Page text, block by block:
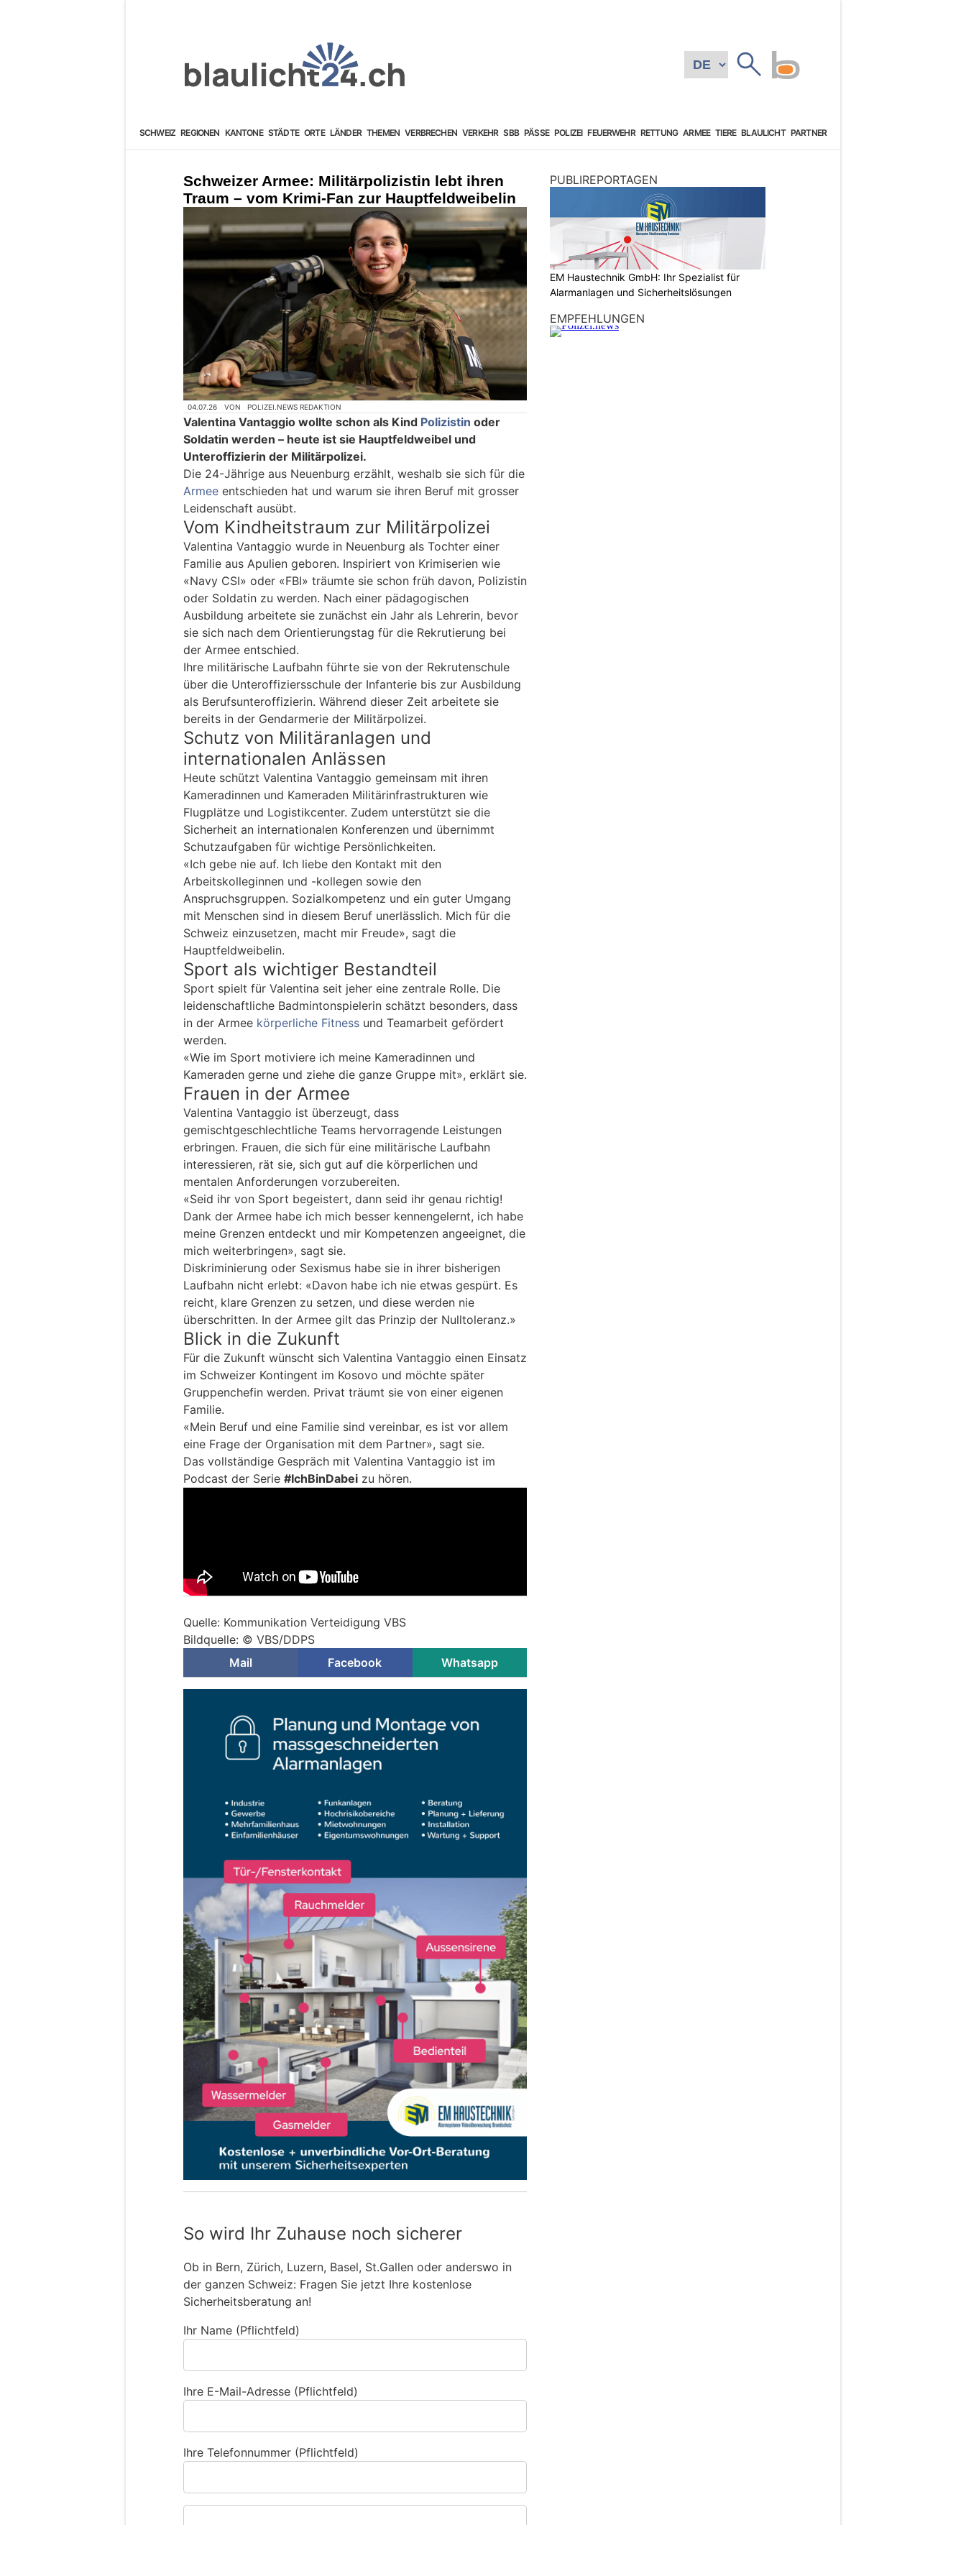
SCHWEIZ REGIONEN KANTONE STÄDTE ORTE LÄNDER THEMEN VERBRECHEN VERKEHR SBB PÄSSE POLIZEI FEUERWEHR RETTUNG ARMEE TIERE BLAULICHT PARTNER
Schweizer Armee: Militärpolizistin lebt ihren
Traum – vom Krimi-Fan zur Hauptfeldweibelin
04.07.26 VON POLIZEI.NEWS REDAKTION
Valentina Vantaggio wollte schon als Kind Polizistin oder
Soldatin werden – heute ist sie Hauptfeldweibel und
Unteroffizierin der Militärpolizei.
Die 24-Jährige aus Neuenburg erzählt, weshalb sie sich für die
Armee entschieden hat und warum sie ihren Beruf mit grosser
Leidenschaft ausübt.
Vom Kindheitstraum zur Militärpolizei
Valentina Vantaggio wurde in Neuenburg als Tochter einer
Familie aus Apulien geboren. Inspiriert von Krimiserien wie
«Navy CSI» oder «FBI» träumte sie schon früh davon, Polizistin
oder Soldatin zu werden. Nach einer pädagogischen
Ausbildung arbeitete sie zunächst ein Jahr als Lehrerin, bevor
sie sich nach dem Orientierungstag für die Rekrutierung bei
der Armee entschied.
Ihre militärische Laufbahn führte sie von der Rekrutenschule
über die Unteroffiziersschule der Infanterie bis zur Ausbildung
als Berufsunteroffizierin. Während dieser Zeit arbeitete sie
bereits in der Gendarmerie der Militärpolizei.
Schutz von Militäranlagen und
internationalen Anlässen
Heute schützt Valentina Vantaggio gemeinsam mit ihren
Kameradinnen und Kameraden Militärinfrastrukturen wie
Flugplätze und Logistikcenter. Zudem unterstützt sie die
Sicherheit an internationalen Konferenzen und übernimmt
Schutzaufgaben für wichtige Persönlichkeiten.
«Ich gebe nie auf. Ich liebe den Kontakt mit den
Arbeitskolleginnen und -kollegen sowie den
Anspruchsgruppen. Sozialkompetenz und ein guter Umgang
mit Menschen sind in diesem Beruf unerlässlich. Mich für die
Schweiz einzusetzen, macht mir Freude», sagt die
Hauptfeldweibelin.
Sport als wichtiger Bestandteil
Sport spielt für Valentina seit jeher eine zentrale Rolle. Die
leidenschaftliche Badmintonspielerin schätzt besonders, dass
in der Armee körperliche Fitness und Teamarbeit gefördert
werden.
«Wie im Sport motiviere ich meine Kameradinnen und
Kameraden gerne und ziehe die ganze Gruppe mit», erklärt sie.
Frauen in der Armee
Valentina Vantaggio ist überzeugt, dass
gemischtgeschlechtliche Teams hervorragende Leistungen
erbringen. Frauen, die sich für eine militärische Laufbahn
interessieren, rät sie, sich gut auf die körperlichen und
mentalen Anforderungen vorzubereiten.
«Seid ihr von Sport begeistert, dann seid ihr genau richtig!
Dank der Armee habe ich mich besser kennengelernt, ich habe
meine Grenzen entdeckt und mir Kompetenzen angeeignet, die
mich weiterbringen», sagt sie.
Diskriminierung oder Sexismus habe sie in ihrer bisherigen
Laufbahn nicht erlebt: «Davon habe ich nie etwas gespürt. Es
reicht, klare Grenzen zu setzen, und diese werden nie
überschritten. In der Armee gilt das Prinzip der Nulltoleranz.»
Blick in die Zukunft
Für die Zukunft wünscht sich Valentina Vantaggio einen Einsatz
im Schweizer Kontingent im Kosovo und möchte später
Gruppenchefin werden. Privat träumt sie von einer eigenen
Familie.
«Mein Beruf und eine Familie sind vereinbar, es ist vor allem
eine Frage der Organisation mit dem Partner», sagt sie.
Das vollständige Gespräch mit Valentina Vantaggio ist im
Podcast der Serie #IchBinDabei zu hören.
Quelle: Kommunikation Verteidigung VBS
Bildquelle: © VBS/DDPS
Mail
Facebook Whatsapp
So wird Ihr Zuhause noch sicherer
Ob in Bern, Zürich, Luzern, Basel, St.Gallen oder anderswo in
der ganzen Schweiz: Fragen Sie jetzt Ihre kostenlose
Sicherheitsberatung an!
Ihr Name (Pflichtfeld)
Ihre E-Mail-Adresse (Pflichtfeld)
Ihre Telefonnummer (Pflichtfeld)
PUBLIREPORTAGEN
EM Haustechnik GmbH: Ihr Spezialist für
Alarmanlagen und Sicherheitslösungen
EMPFEHLUNGEN